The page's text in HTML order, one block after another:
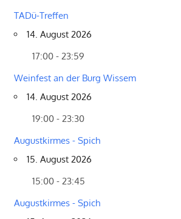
TADü-Treffen
14. August 2026
17:00 - 23:59
Weinfest an der Burg Wissem
14. August 2026
19:00 - 23:30
Augustkirmes - Spich
15. August 2026
15:00 - 23:45
Augustkirmes - Spich